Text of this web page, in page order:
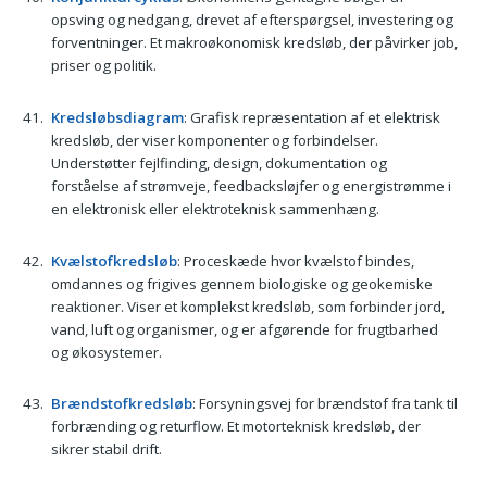
opsving og nedgang, drevet af efterspørgsel, investering og
forventninger. Et makroøkonomisk kredsløb, der påvirker job,
priser og politik.
Kredsløbsdiagram: Grafisk repræsentation af et elektrisk
kredsløb, der viser komponenter og forbindelser.
Understøtter fejlfinding, design, dokumentation og
forståelse af strømveje, feedbacksløjfer og energistrømme i
en elektronisk eller elektroteknisk sammenhæng.
Kvælstofkredsløb: Proceskæde hvor kvælstof bindes,
omdannes og frigives gennem biologiske og geokemiske
reaktioner. Viser et komplekst kredsløb, som forbinder jord,
vand, luft og organismer, og er afgørende for frugtbarhed
og økosystemer.
Brændstofkredsløb: Forsyningsvej for brændstof fra tank til
forbrænding og returflow. Et motorteknisk kredsløb, der
sikrer stabil drift.